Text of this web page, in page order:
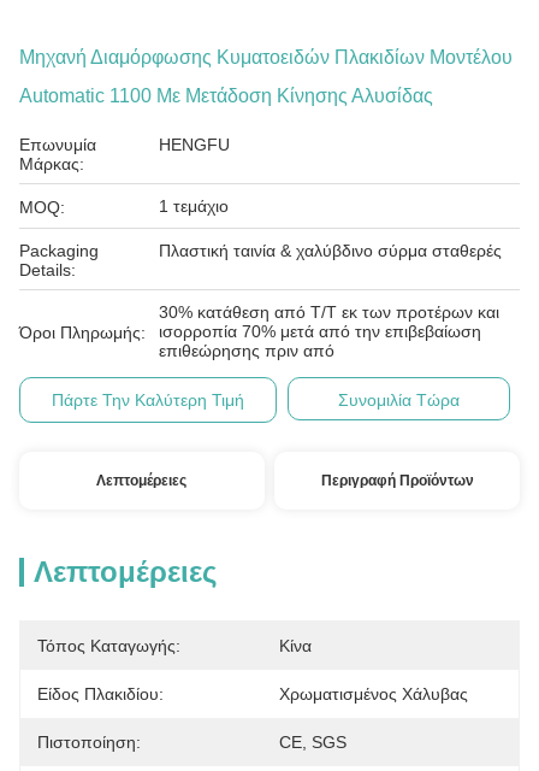
Μηχανή Διαμόρφωσης Κυματοειδών Πλακιδίων Μοντέλου
Automatic 1100 Με Μετάδοση Κίνησης Αλυσίδας
Επωνυμία
Μάρκας:
HENGFU
MOQ: 1 τεμάχιο
Packaging
Details:
Πλαστική ταινία & χαλύβδινο σύρμα σταθερές
Όροι Πληρωμής:
30% κατάθεση από T/T εκ των προτέρων και
ισορροπία 70% μετά από την επιβεβαίωση
επιθεώρησης πριν από
Πάρτε Την Καλύτερη Τιμή Συνομιλία Τώρα
Λεπτομέρειες Περιγραφή Προϊόντων
Λεπτομέρειες
Τόπος Καταγωγής: Κίνα
Είδος Πλακιδίου: Χρωματισμένος Χάλυβας
Πιστοποίηση: CE, SGS